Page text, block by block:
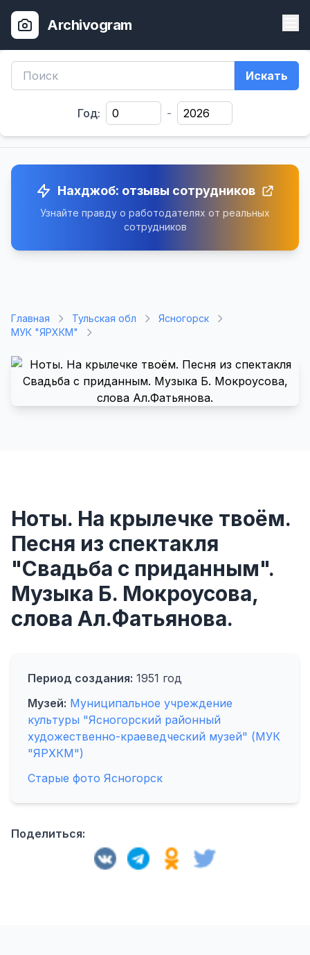
Archivogram
Искать
Год: -
Нахджоб: отзывы сотрудников
Узнайте правду о работодателях от реальных
сотрудников
Главная Тульская обл
Ясногорск
МУК "ЯРХКМ"
Ноты. На крылечке твоём.
Песня из спектакля
"Свадьба с приданным".
Музыка Б. Мокроусова,
слова Ал.Фатьянова.
Период создания: 1951 год
Музей: Муниципальное учреждение
культуры "Ясногорский районный
художественно-краеведческий музей" (МУК
"ЯРХКМ")
Старые фото Ясногорск
Поделиться: